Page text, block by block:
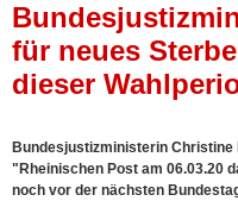
für neues
dieser
Bundesjustizministerin
"Rheinischen Post am 06.03.20
noch vor der nächsten